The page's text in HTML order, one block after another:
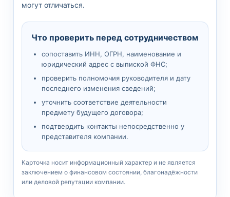
могут отличаться.
Что проверить перед сотрудничеством
сопоставить ИНН, ОГРН, наименование и
юридический адрес с выпиской ФНС;
проверить полномочия руководителя и дату
последнего изменения сведений;
уточнить соответствие деятельности
предмету будущего договора;
подтвердить контакты непосредственно у
представителя компании.
Карточка носит информационный характер и не является
заключением о финансовом состоянии, благонадёжности
или деловой репутации компании.